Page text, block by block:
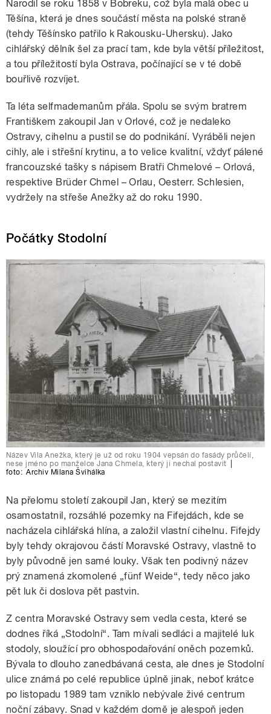
Narodil se roku 1858 v Bobreku, což byla malá obec u
Těšína, která je dnes součástí města na polské straně
(tehdy Těšínsko patřilo k Rakousku-Uhersku). Jako
cihlářský dělník šel za prací tam, kde byla větší příležitost,
a tou příležitostí byla Ostrava, počínající se v té době
bouřlivě rozvíjet.
Ta léta selfmademanům přála. Spolu se svým bratrem
Františkem zakoupil Jan v Orlové, což je nedaleko
Ostravy, cihelnu a pustil se do podnikání. Vyráběli nejen
cihly, ale i střešní krytinu, a to velice kvalitní, vždyť pálené
francouzské tašky s nápisem Bratři Chmelové – Orlová,
respektive Brüder Chmel – Orlau, Oesterr. Schlesien,
vydržely na střeše Anežky až do roku 1990.
Počátky Stodolní
Název Vila Anežka, který je už od roku 1904 vepsán do fasády průčelí,
nese jméno po manželce Jana Chmela, který ji nechal postavit
foto: Archiv Milana Švihálka
Na přelomu století zakoupil Jan, který se mezitím
osamostatnil, rozsáhlé pozemky na Fifejdách, kde se
nacházela cihlářská hlína, a založil vlastní cihelnu. Fifejdy
byly tehdy okrajovou částí Moravské Ostravy, vlastně to
byly původně jen samé louky. Však ten podivný název
prý znamená zkomolené „fünf Weide“, tedy něco jako
pět luk či doslova pět pastvin.
Z centra Moravské Ostravy sem vedla cesta, které se
dodnes říká „Stodolní“. Tam mívali sedláci a majitelé luk
stodoly, sloužící pro obhospodařování oněch pozemků.
Bývala to dlouho zanedbávaná cesta, ale dnes je Stodolní
ulice známá po celé republice úplně jinak, neboť krátce
po listopadu 1989 tam vzniklo nebývale živé centrum
noční zábavy. Snad v každém domě je alespoň jeden